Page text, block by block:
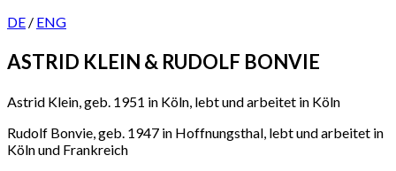
DE / ENG
ASTRID KLEIN & RUDOLF BONVIE
Astrid Klein, geb. 1951 in Köln, lebt und arbeitet in Köln
Rudolf Bonvie, geb. 1947 in Hoffnungsthal, lebt und arbeitet in
Köln und Frankreich